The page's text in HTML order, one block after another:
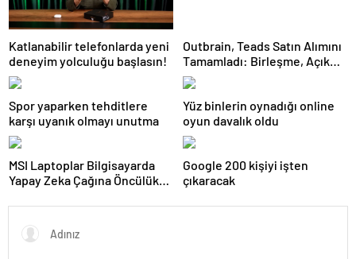
Katlanabilir telefonlarda yeni
deneyim yolculuğu başlasın!
Outbrain, Teads Satın Alımını
Tamamladı: Birleşme, Açık
İnternet için Tüm Kanallarda
Sonuç Odaklı Bir Platform
Oluşturuyor
Spor yaparken tehditlere
karşı uyanık olmayı unutma
Yüz binlerin oynadığı online
oyun davalık oldu
MSI Laptoplar Bilgisayarda
Yapay Zeka Çağına Öncülük
Google 200 kişiyi işten
çıkaracak